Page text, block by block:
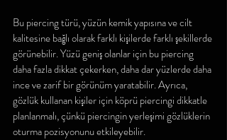
Bu piercing türü, yüzün kemik yapısına ve cilt
kalitesine bağlı olarak farklı kişilerde farklı şekillerde
görünebilir. Yüzü geniş olanlar için bu piercing
daha fazla dikkat çekerken, daha dar yüzlerde daha
ince ve zarif bir görünüm yaratabilir. Ayrıca,
gözlük kullanan kişiler için köprü piercingi dikkatle
planlanmalı, çünkü piercingin yerleşimi gözlüklerin
oturma pozisyonunu etkileyebilir.